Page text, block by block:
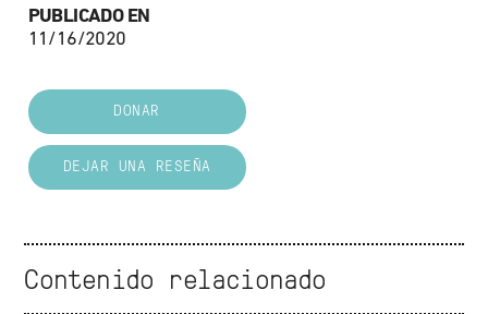
PUBLICADO EN
11/16/2020
DONAR
DEJAR UNA RESEÑA
Contenido relacionado